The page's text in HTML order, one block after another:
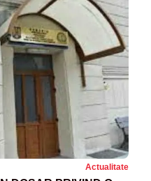
Actualitate